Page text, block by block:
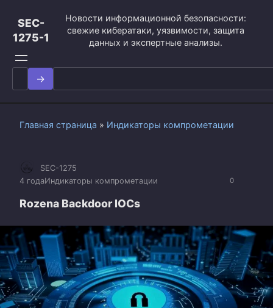
контенту
SEC-
1275-1
Новости информационной безопасности:
свежие кибератаки, уязвимости, защита
данных и экспертные анализы.
Search
for:
Главная страница » Индикаторы компрометации
0
SEC-1275
4 годаИндикаторы компрометации
Rozena Backdoor IOCs